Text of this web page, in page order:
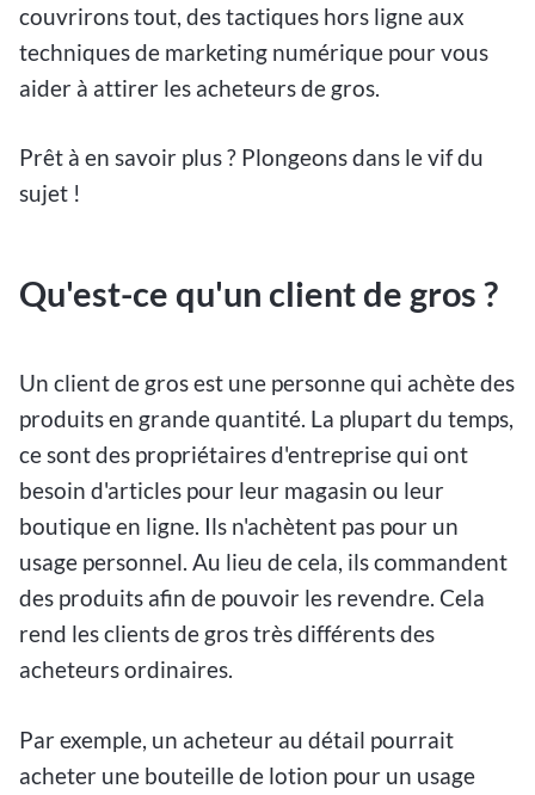
couvrirons tout, des tactiques hors ligne aux
techniques de marketing numérique pour vous
aider à attirer les acheteurs de gros.
Prêt à en savoir plus ? Plongeons dans le vif du
sujet !
Qu'est-ce qu'un client de gros ?
Un client de gros est une personne qui achète des
produits en grande quantité. La plupart du temps,
ce sont des propriétaires d'entreprise qui ont
besoin d'articles pour leur magasin ou leur
boutique en ligne. Ils n'achètent pas pour un
usage personnel. Au lieu de cela, ils commandent
des produits afin de pouvoir les revendre. Cela
rend les clients de gros très différents des
acheteurs ordinaires.
Par exemple, un acheteur au détail pourrait
acheter une bouteille de lotion pour un usage